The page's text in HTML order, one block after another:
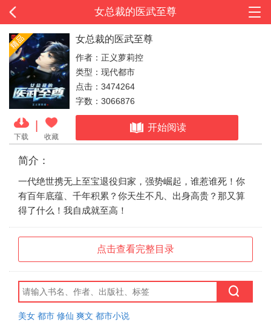
女总裁的医武至尊
下载 收藏
女总裁的医武至尊
作者：正义萝莉控
类型：现代都市
点击：3474264
字数：3066876
开始阅读
简介：
一代绝世携无上至宝退役归家，强势崛起，谁惹谁死！你
有百年底蕴、千年积累？你天生不凡、出身高贵？那又算
得了什么！我自成就至高！
点击查看完整目录
美女 都市 修仙 爽文 都市小说